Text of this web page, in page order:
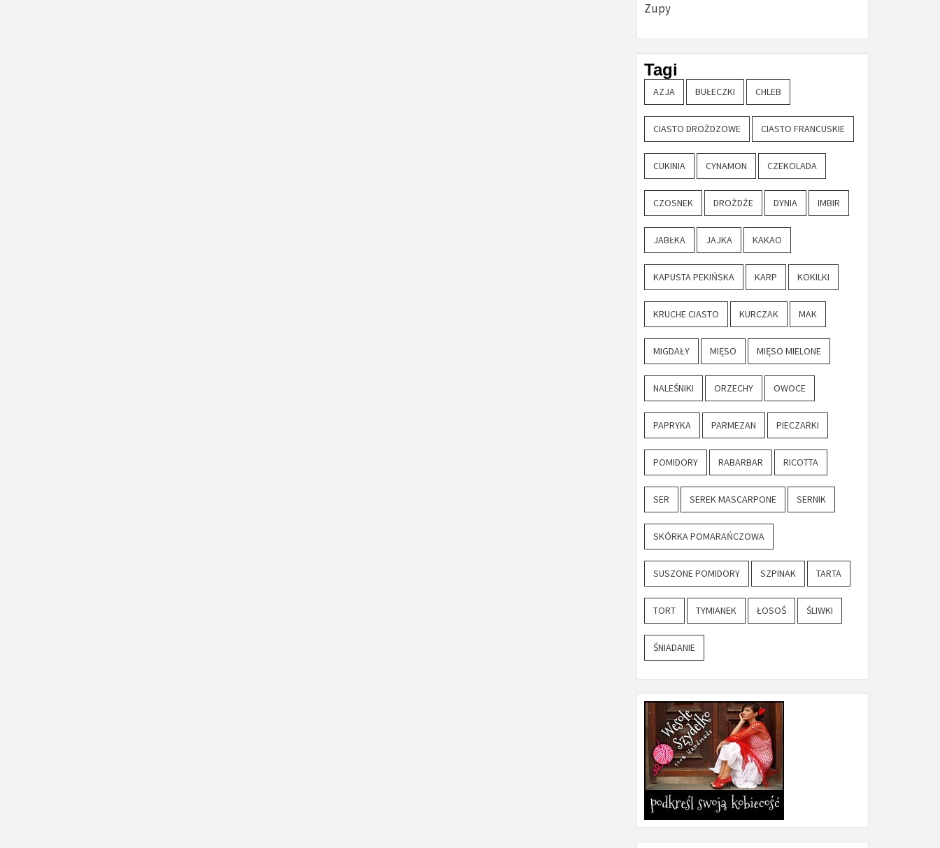
Zupy
Tagi
AZJA BUŁECZKI CHLEB
CIASTO DROŻDZOWE CIASTO FRANCUSKIE
CUKINIA CYNAMON CZEKOLADA
CZOSNEK DROŻDŻE DYNIA IMBIR
JABŁKA JAJKA KAKAO
KAPUSTA PEKIŃSKA KARP KOKILKI
KRUCHE CIASTO KURCZAK MAK
MIGDAŁY MIĘSO MIĘSO MIELONE
NALEŚNIKI ORZECHY OWOCE
PAPRYKA PARMEZAN PIECZARKI
POMIDORY RABARBAR RICOTTA
SER SEREK MASCARPONE SERNIK
SKÓRKA POMARAŃCZOWA
SUSZONE POMIDORY SZPINAK TARTA
TORT TYMIANEK ŁOSOŚ ŚLIWKI
ŚNIADANIE